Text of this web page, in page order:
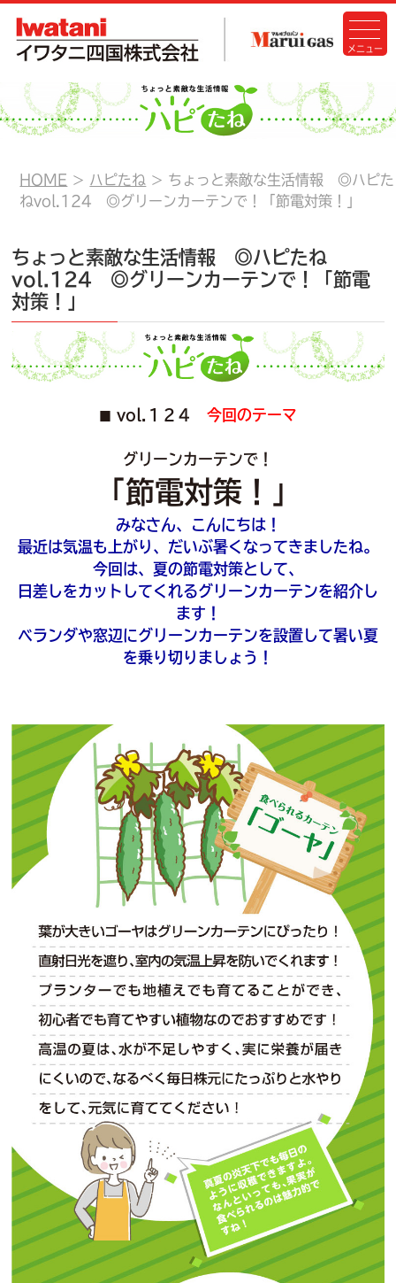
HOME ハピたね
ちょっと素敵な生活情報 ◎ハピた
ねvol.124 ◎グリーンカーテンで！「節電対策！」
ちょっと素敵な生活情報 ◎ハピたね
vol.124 ◎グリーンカーテンで！「節電
対策！」
vol.１２４ 今回のテーマ
グリーンカーテンで！
「節電対策！」
みなさん、こんにちは！
最近は気温も上がり、だいぶ暑くなってきましたね。
今回は、夏の節電対策として、
日差しをカットしてくれるグリーンカーテンを紹介し
ます！
ベランダや窓辺にグリーンカーテンを設置して暑い夏
を乗り切りましょう！